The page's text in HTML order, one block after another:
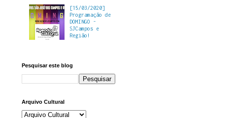
[15/03/2020]
Programação de
DOMINGO -
SJCampos e
Região!
Pesquisar este blog
Arquivo Cultural